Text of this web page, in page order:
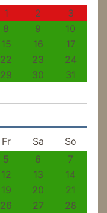
1
2
3
8 9
10
15 16
17
22 23
24
29 30 31
Fr Sa
So
5 6
7
12 13
14
19 20
21
26 27 28